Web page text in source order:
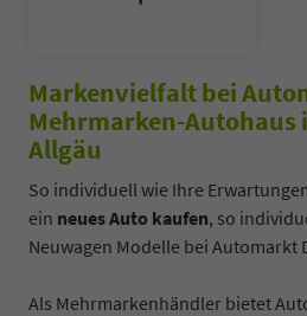
Markenvielfalt bei
Mehrmarken-Autohaus
Allgäu
So individuell wie Ihre
ein neues Auto kaufen, so
Neuwagen Modelle bei Automarkt
Als Mehrmarkenhändler bietet